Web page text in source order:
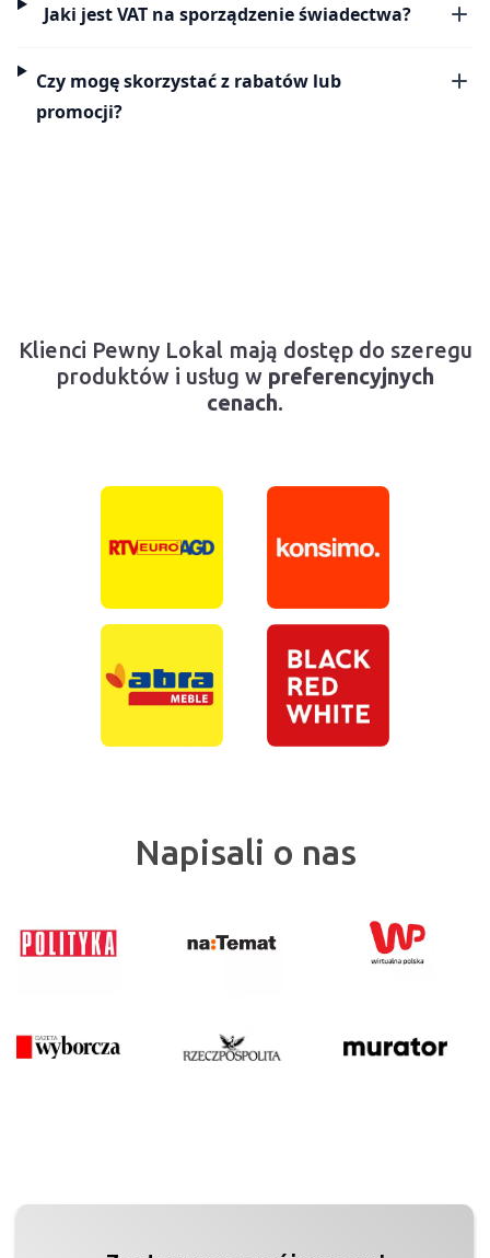
Jaki jest VAT na sporządzenie świadectwa?
Czy mogę skorzystać z rabatów lub
promocji?
Klienci Pewny Lokal mają dostęp do szeregu
produktów i usług w preferencyjnych
cenach.
Napisali o nas